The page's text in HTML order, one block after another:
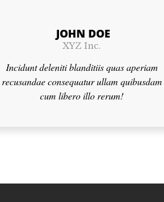
JOHN DOE
XYZ Inc.
Incidunt deleniti blanditiis quas aperiam
recusandae consequatur ullam quibusdam
cum libero illo rerum!